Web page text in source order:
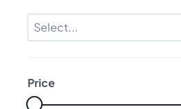
Price